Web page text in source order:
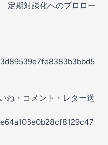
定期対談化へのプロロー
ね・コメント・レター送